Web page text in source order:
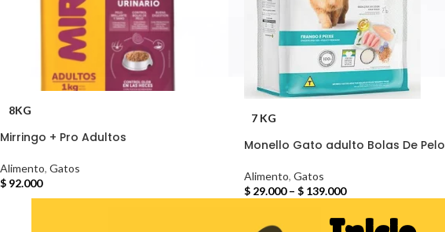
8KG
Mirringo + Pro Adultos
Alimento, Gatos
$ 92.000
7 KG
Monello Gato adulto Bolas De Pelo
Alimento, Gatos
$29.000– $139.000